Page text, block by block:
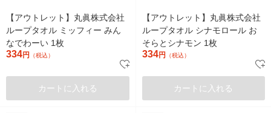
【アウトレット】丸眞株式会社
ループタオル ミッフィー みん
なでわーい 1枚
334円 （税込）
カートに入れる
【アウトレット】丸眞株式会社
ループタオル シナモロール お
そらとシナモン 1枚
334円 （税込）
カートに入れる